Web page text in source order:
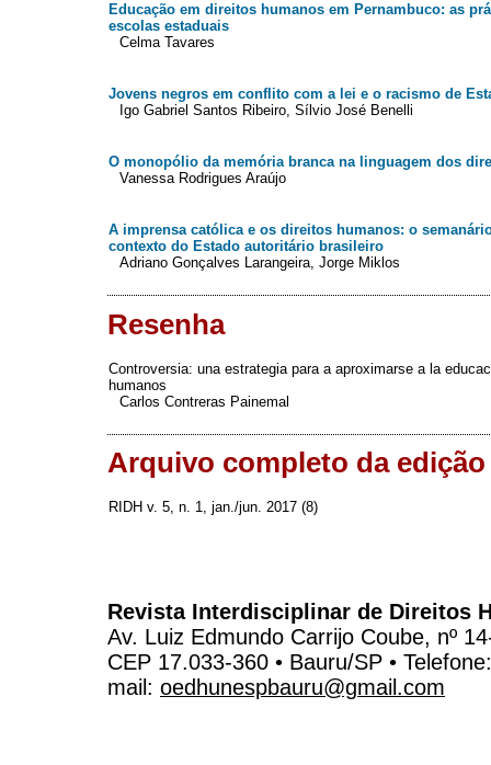
Educação em direitos humanos em Pernambuco: as
escolas estaduais
Celma Tavares
Jovens negros em conflito com a lei e o racismo de
Igo Gabriel Santos Ribeiro, Sílvio José Benelli
O monopólio da memória branca na linguagem dos
Vanessa Rodrigues Araújo
A imprensa católica e os direitos humanos: o
contexto do Estado autoritário brasileiro
Adriano Gonçalves Larangeira, Jorge Miklos
Resenha
Controversia: una estrategia para a aproximarse a la
humanos
Carlos Contreras Painemal
Arquivo completo da edição
RIDH v. 5, n. 1, jan./jun. 2017 (8)
Revista Interdisciplinar de Direitos
Av. Luiz Edmundo Carrijo Coube, nº
CEP 17.033-360 • Bauru/SP •
mail: oedhunespbauru@gmail.com